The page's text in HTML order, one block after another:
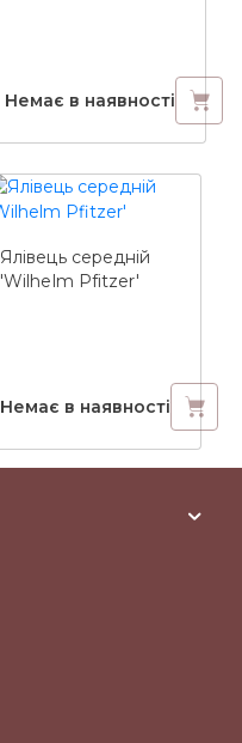
Немає в наявності
Ялівець середній
'Wilhelm Pfitzer'
Немає в наявності